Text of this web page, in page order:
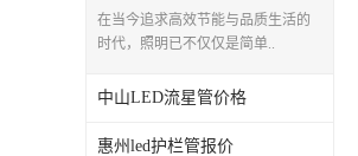
led点光源厂家
在当今追求高效节能与品质生活的
时代，照明已不仅仅是简单..
中山LED流星管价格
惠州led护栏管报价